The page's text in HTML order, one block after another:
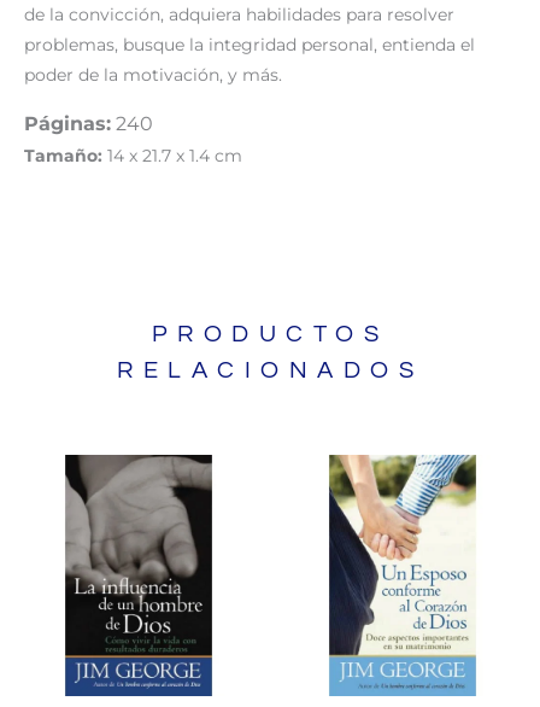
de la convicción, adquiera habilidades para resolver
problemas, busque la integridad personal, entienda el
poder de la motivación, y más.
Páginas: 240
Tamaño: 14 x 21.7 x 1.4 cm
PRODUCTOS
RELACIONADOS